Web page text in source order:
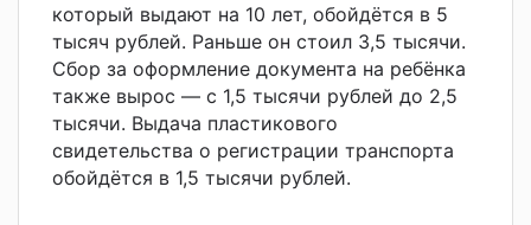
который выдают на 10 лет, обойдётся в 5
тысяч рублей. Раньше он стоил 3,5 тысячи.
Сбор за оформление документа на ребёнка
также вырос — с 1,5 тысячи рублей до 2,5
тысячи. Выдача пластикового
свидетельства о регистрации транспорта
обойдётся в 1,5 тысячи рублей.